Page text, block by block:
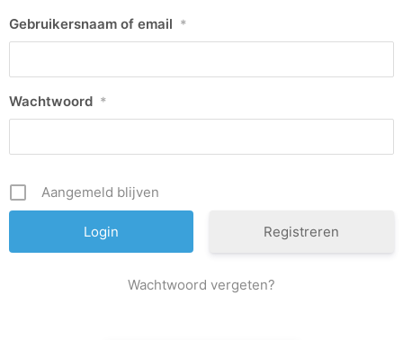
Gebruikersnaam of email *
Wachtwoord *
Aangemeld blijven
Registreren
Wachtwoord vergeten?